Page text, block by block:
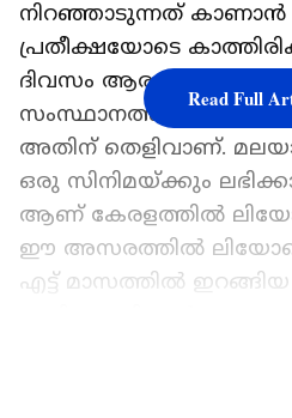
നിറഞ്ഞാടുന്നത് കാണാൻ
പ്രതീക്ഷയോടെ
ദിവസം ആരംഭിച്ച
സംസ്ഥാനത്ത് ലഭിച്ച
അതിന് തെളിവാണ്.
ഒരു സിനിമയ്ക്കും
ആണ് കേരളത്തിൽ ലിയോ
ഈ അസരത്തിൽ
എട്ട് മാസത്തിൽ
Read Full